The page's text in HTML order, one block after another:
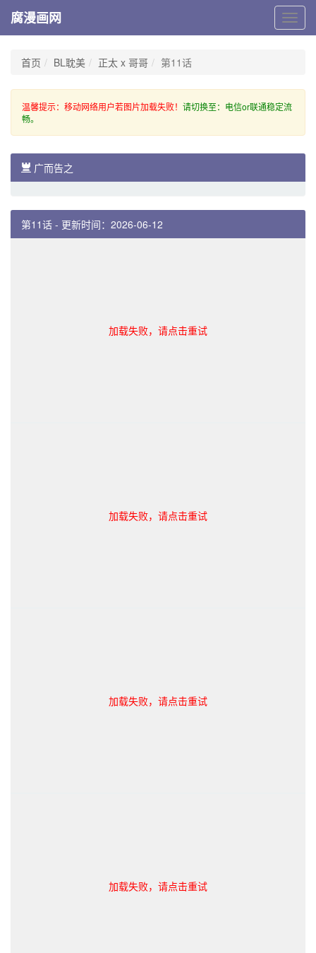
腐
漫
腐漫画网
首页 BL耽美 正太 x 哥哥 第11话
温馨提示：移动网络用户若图片加载失败！ 请切换至：电信or联通稳定流
畅。
广而告之
第11话 - 更新时间：2026-06-12
加载失败，请点击重试
加载失败，请点击重试
加载失败，请点击重试
加载失败，请点击重试